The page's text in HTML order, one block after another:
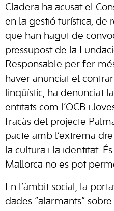
Cladera ha acusat el
en la gestió turística, de
que han hagut de
pressupost de la
Responsable per fer
haver anunciat el
lingüístic, ha denunciat
entitats com l’OCB i
fracàs del projecte
pacte amb l’extrema
la cultura i la identitat.
Mallorca no es pot
En l’àmbit social, la
dades “alarmants”